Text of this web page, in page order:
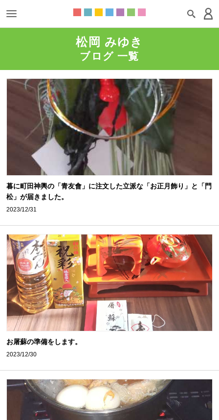
松岡 みゆき
ブログ 一覧
暮に町田神輿の「青友會」に注文した立派な「お正月飾り」と「門
松」が届きました。
2023/12/31
お屠蘇の準備をします。
2023/12/30